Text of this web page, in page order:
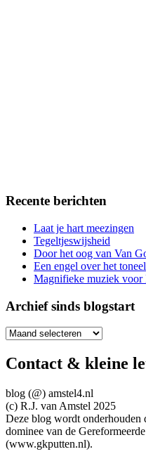
Recente berichten
Laat je hart meezingen
Tegeltjeswijsheid
Door het oog van Van
Een engel over het toneel
Magnifieke muziek voor
Archief sinds blogstart
Archief
blogstart
Contact & kleine
blog (@) amstel4.nl
(c) R.J. van Amstel 2025
Deze blog wordt onderhouden
dominee van de
(www.gkputten.nl).